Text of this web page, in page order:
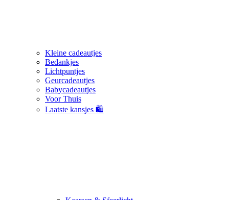
Kleine cadeautjes
Bedankjes
Lichtpuntjes
Geurcadeautjes
Babycadeautjes
Voor Thuis
Laatste kansjes 🛍️